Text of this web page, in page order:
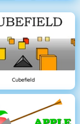
Cubefield